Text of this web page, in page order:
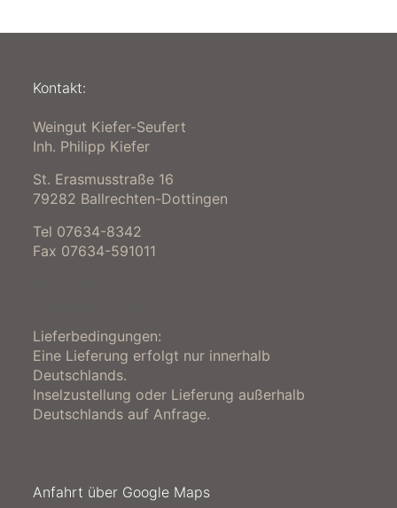
Kontakt:
Weingut Kiefer-Seufert
Inh. Philipp Kiefer
St. Erasmusstraße 16
79282 Ballrechten-Dottingen
Tel 07634-8342
Fax 07634-591011
Lieferbedingungen:
Eine Lieferung erfolgt nur innerhalb
Deutschlands.
Inselzustellung oder Lieferung außerhalb
Deutschlands auf Anfrage.
Anfahrt über Google Maps